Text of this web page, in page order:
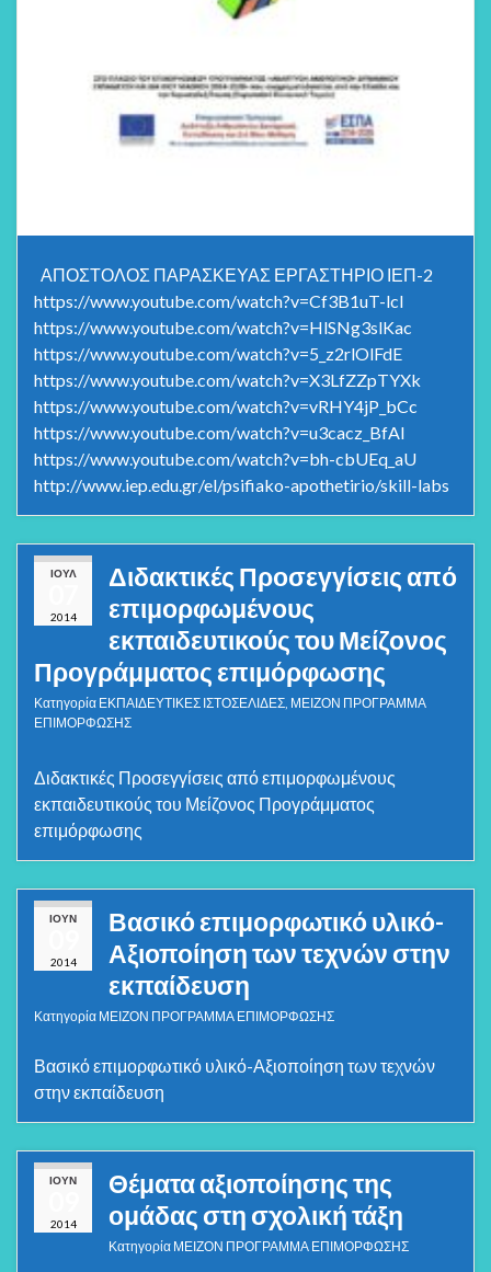
ΑΠΟΣΤΟΛΟΣ ΠΑΡΑΣΚΕΥΑΣ ΕΡΓΑΣΤΗΡΙΟ ΙΕΠ-2
https://www.youtube.com/watch?v=Cf3B1uT-lcI
https://www.youtube.com/watch?v=HlSNg3slKac
https://www.youtube.com/watch?v=5_z2rlOlFdE
https://www.youtube.com/watch?v=X3LfZZpTYXk
https://www.youtube.com/watch?v=vRHY4jP_bCc
https://www.youtube.com/watch?v=u3cacz_BfAI
https://www.youtube.com/watch?v=bh-cbUEq_aU
http://www.iep.edu.gr/el/psifiako-apothetirio/skill-labs
ΙΟΎΛ
2014
Διδακτικές Προσεγγίσεις από
επιμορφωμένους
εκπαιδευτικούς του Μείζονος
Προγράμματος επιμόρφωσης
Κατηγορία ΕΚΠΑΙΔΕΥΤΙΚΕΣ ΙΣΤΟΣΕΛΙΔΕΣ, ΜΕΙΖΟΝ ΠΡΟΓΡΑΜΜΑ
ΕΠΙΜΟΡΦΩΣΗΣ
Διδακτικές Προσεγγίσεις από επιμορφωμένους
εκπαιδευτικούς του Μείζονος Προγράμματος
επιμόρφωσης
ΙΟΎΝ
2014
Βασικό επιμορφωτικό υλικό-
Αξιοποίηση των τεχνών στην
εκπαίδευση
Κατηγορία ΜΕΙΖΟΝ ΠΡΟΓΡΑΜΜΑ ΕΠΙΜΟΡΦΩΣΗΣ
Βασικό επιμορφωτικό υλικό-Αξιοποίηση των τεχνών
στην εκπαίδευση
ΙΟΎΝ
2014
Θέματα αξιοποίησης της
ομάδας στη σχολική τάξη
Κατηγορία ΜΕΙΖΟΝ ΠΡΟΓΡΑΜΜΑ ΕΠΙΜΟΡΦΩΣΗΣ